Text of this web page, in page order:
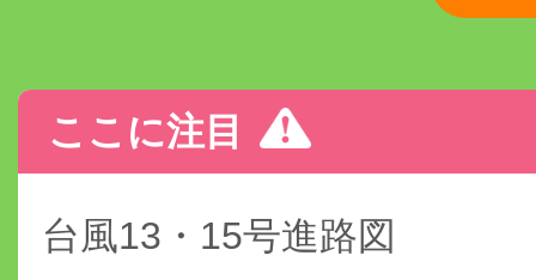
ここに注目
台風13・15号進路図